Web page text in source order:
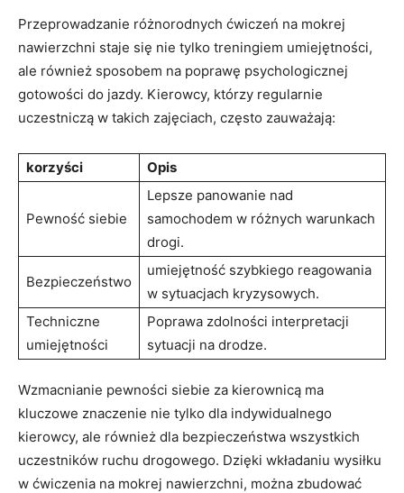
Przeprowadzanie różnorodnych ćwiczeń na mokrej
nawierzchni staje się nie tylko treningiem umiejętności,
ale również sposobem na poprawę psychologicznej
gotowości do jazdy. Kierowcy, którzy regularnie
uczestniczą w takich zajęciach, często zauważają:
korzyści Opis
Pewność siebie
Lepsze panowanie nad
samochodem w różnych warunkach
drogi.
Bezpieczeństwo
umiejętność szybkiego reagowania
w sytuacjach kryzysowych.
Techniczne
umiejętności
Poprawa zdolności interpretacji
sytuacji na drodze.
Wzmacnianie pewności siebie za kierownicą ma
kluczowe znaczenie nie tylko dla indywidualnego
kierowcy, ale również dla bezpieczeństwa wszystkich
uczestników ruchu drogowego. Dzięki wkładaniu wysiłku
w ćwiczenia na mokrej nawierzchni, można zbudować